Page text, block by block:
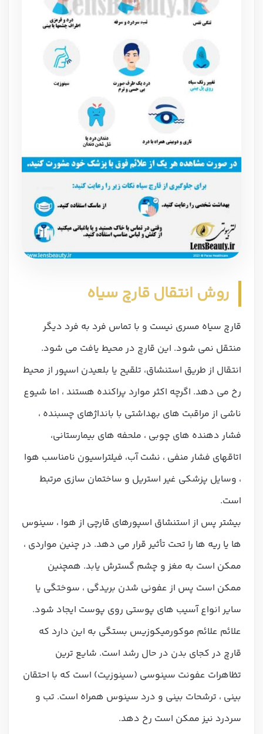
روش انتقال قارچ سیاه
قارچ سیاه مسری نیست و با تماس فرد به فرد دیگر
منتقل نمی شود. این قارچ در محیط یافت می شود.
انتقال از طریق استنشاق، تلقیح یا بلعیدن اسپور از محیط
رخ می دهد. اگرچه اکثر موارد پراکنده هستند ، اما شیوع
ناشی از مراقبت های بهداشتی با بانداژهای چسبنده ،
فشار دهنده های چوبی ، ملحفه های بیمارستانی،
اتاقهای فشار منفی ، نشت آب، فیلتراسیون نامناسب هوا
، وسایل پزشکی غیر استریل و ساختمان سازی مرتبط
است.
بیشتر پس از استنشاق اسپورهای قارچی از هوا ، سینوس
ها یا ریه ها را تحت تأثیر قرار می دهد. در چنین مواردی ،
ممکن است به مغز و چشم گسترش یابد. همچنین
ممکن است پس از عفونی شدن بریدگی ، سوختگی یا
سایر انواع آسیب های پوستی روی پوست ایجاد شود.
علائم علائم موکورمیکوزیس بستگی به این دارد که
قارچ در کجای بدن در حال رشد است. شایع ترین
تظاهرات عفونت سینوسی (سینوزیت) است که با احتقان
بینی ، ترشحات بینی و درد سینوس همراه است. تب و
سردرد نیز ممکن است رخ دهد.